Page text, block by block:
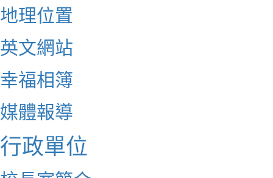
地理位置
英文網站
幸福相簿
媒體報導
行政單位